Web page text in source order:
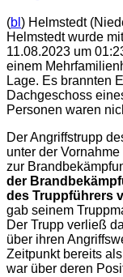
(bl ) Helmstedt
Helmstedt wurde
11.08.2023 um
einem
Lage. Es brannten
Dachgeschoss
Personen waren
Der Angriffstrupp
unter der
zur
der
des Truppführers
gab seinem
Der Trupp verließ
über ihren
Zeitpunkt bereits
war über deren